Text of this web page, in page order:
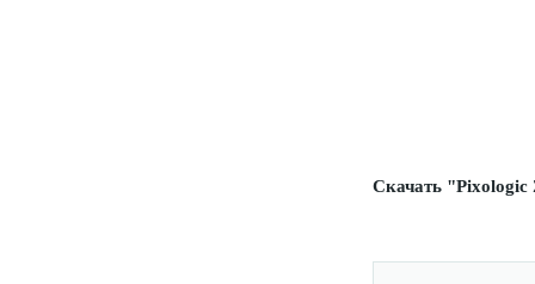
Скачать "Pixologic